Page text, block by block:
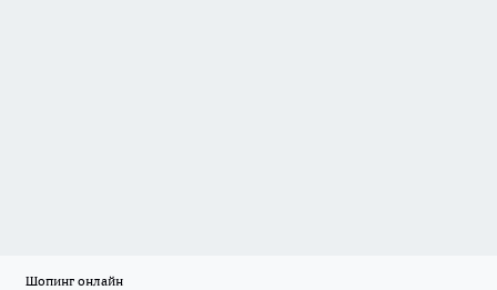
Шопинг онлайн